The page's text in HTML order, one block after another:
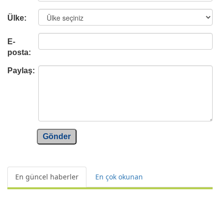
Ülke:
E-
posta:
Paylaş:
Gönder
En güncel haberler En çok okunan